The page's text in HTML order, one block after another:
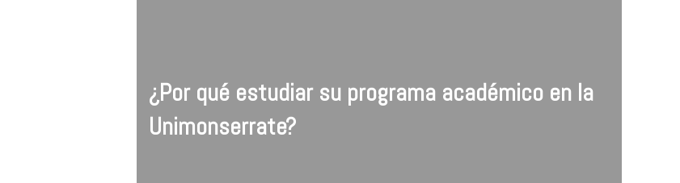
¿Por qué estudiar su programa académico en la
Unimonserrate?